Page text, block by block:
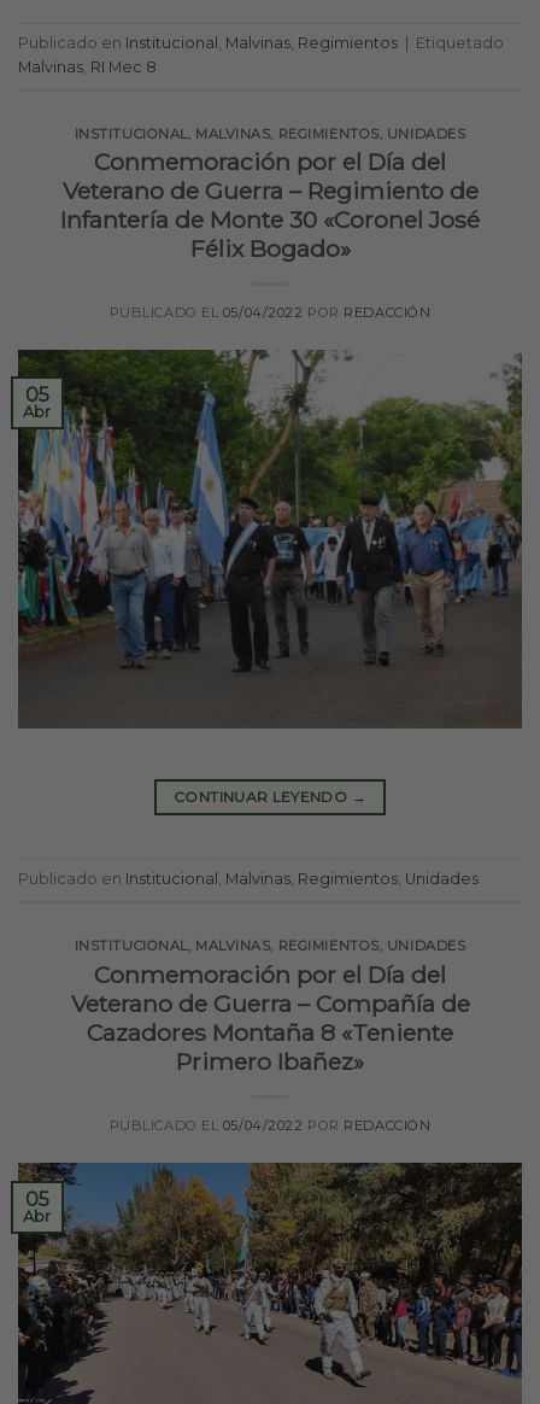
Publicado en Institucional , Malvinas, Regimientos
Etiquetado
Malvinas, RI Mec 8
INSTITUCIONAL MALVINAS REGIMIENTOS UNIDADES
Conmemoración por el Día del
Veterano de Guerra – Regimiento de
Infantería de Monte 30 «Coronel José
Félix Bogado»
PUBLICADO EL 05/04/2022 POR REDACCIÓN
05
Abr
CONTINUAR LEYENDO →
Publicado en Institucional , Malvinas, Regimientos, Unidades
INSTITUCIONAL, MALVINAS, REGIMIENTOS, UNIDADES
Conmemoración por el Día del
Veterano de Guerra – Compañía de
Cazadores Montaña 8 «Teniente
Primero Ibañez»
PUBLICADO EL 05/04/2022 POR REDACCIÓN
05
Abr